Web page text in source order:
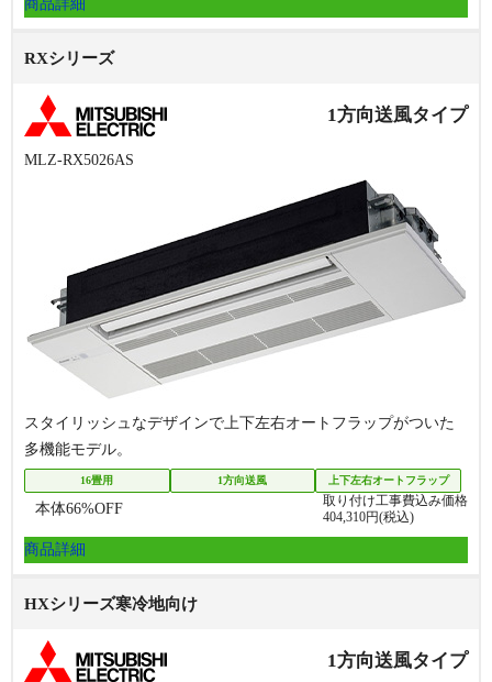
商品詳細
RXシリーズ
1方向送風タイプ
MLZ-RX5026AS
スタイリッシュなデザインで上下左右オートフラップがついた
多機能モデル。
16畳用 1方向送風 上下左右オートフラップ
本体66%OFF
取り付け工事費込み価格
404,310円(税込)
商品詳細
HXシリーズ寒冷地向け
1方向送風タイプ